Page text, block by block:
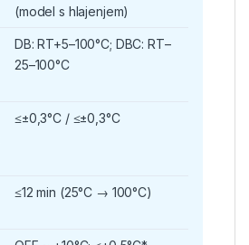
(model s hlajenjem)
DB: RT+5–100°C; DBC: RT–
25–100°C
≤±0,3°C / ≤±0,3°C
≤12 min (25°C → 100°C)